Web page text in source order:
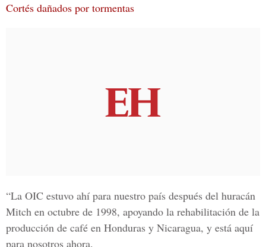
Cortés dañados por tormentas
“La OIC estuvo ahí para nuestro país después del huracán
Mitch en octubre de 1998, apoyando la rehabilitación de la
producción de café en Honduras y Nicaragua, y está aquí
para nosotros ahora.